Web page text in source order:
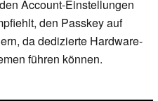
Account-Einstellungen
den Passkey auf
da dedizierte Hardware-
führen können.